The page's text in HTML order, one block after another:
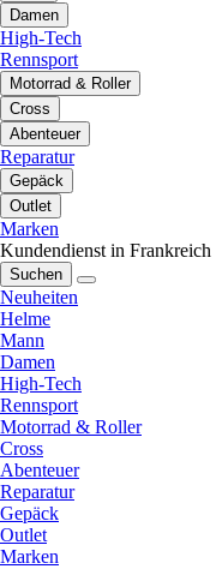
Damen
High-Tech
Rennsport
Motorrad & Roller
Cross
Abenteuer
Reparatur
Gepäck
Outlet
Marken
Kundendienst in Frankreich
Suchen
Neuheiten
Helme
Mann
Damen
High-Tech
Rennsport
Motorrad & Roller
Cross
Abenteuer
Reparatur
Gepäck
Outlet
Marken